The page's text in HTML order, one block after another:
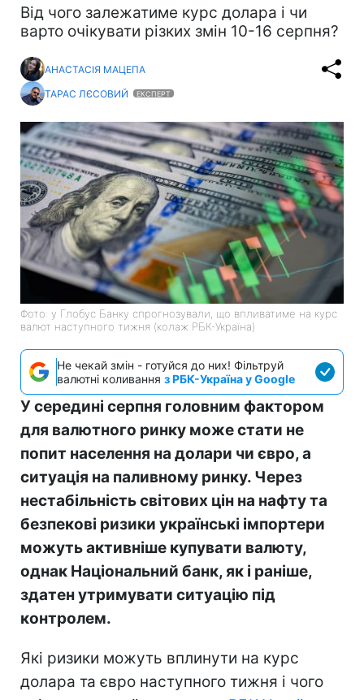
Від чого залежатиме курс долара і чи
варто очікувати різких змін 10-16 серпня?
АНАСТАСІЯ МАЦЕПА
ТАРАС ЛЄСОВИЙ
ЕКСПЕРТ
Фото: у Глобус Банку спрогнозували, що впливатиме на курс
валют наступного тижня (колаж РБК-Україна)
Не чекай змін - готуйся до них! Фільтруй
валютні коливання з РБК-Україна у Google
У середині серпня головним фактором
для валютного ринку може стати не
попит населення на долари чи євро, а
ситуація на паливному ринку. Через
нестабільність світових цін на нафту та
безпекові ризики українські імпортери
можуть активніше купувати валюту,
однак Національний банк, як і раніше,
здатен утримувати ситуацію під
контролем.
Які ризики можуть вплинути на курс
долара та євро наступного тижня і чого